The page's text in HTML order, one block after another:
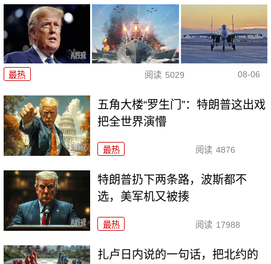
最热 阅读 5029 08-06
五角大楼“罗生门”：特朗普这出戏
把全世界演懵
最热 阅读 4876
特朗普扔下两条路，波斯都不
选，美军机又被揍
最热 阅读 17988
扎卢日内说的一句话，把北约的